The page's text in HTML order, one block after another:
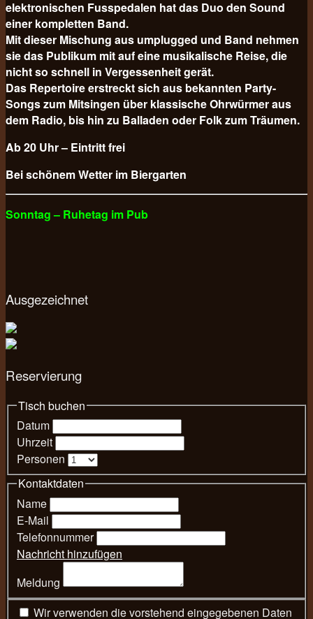
elektronischen Fusspedalen hat das Duo den Sound
einer kompletten Band.
Mit dieser Mischung aus umplugged und Band nehmen
sie das Publikum mit auf eine musikalische Reise, die
nicht so schnell in Vergessenheit gerät.
Das Repertoire erstreckt sich aus bekannten Party-
Songs zum Mitsingen über klassische Ohrwürmer aus
dem Radio, bis hin zu Balladen oder Folk zum Träumen.
Ab 20 Uhr – Eintritt frei
Bei schönem Wetter im Biergarten
Sonntag – Ruhetag im Pub
Ausgezeichnet
Reservierung
Tisch buchen
Datum
Uhrzeit
Personen
Kontaktdaten
Name
E-Mail
Telefonnummer
Nachricht hinzufügen
Meldung